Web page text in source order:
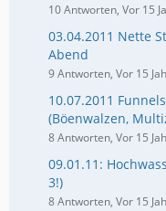
10 Antworten, Vor 15
03.04.2011 Nette
Abend
9 Antworten, Vor 15
10.07.2011
(Böenwalzen,
8 Antworten, Vor 15
09.01.11:
3!)
8 Antworten, Vor 15